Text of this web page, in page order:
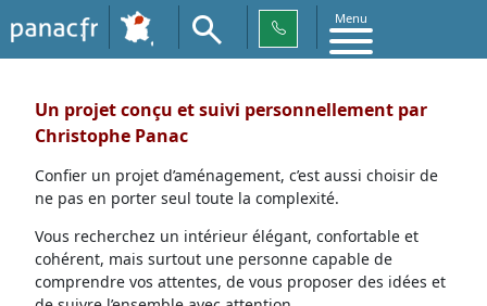
Menu
Un projet conçu et suivi personnellement par
Christophe Panac
Confier un projet d’aménagement, c’est aussi choisir de
ne pas en porter seul toute la complexité.
Vous recherchez un intérieur élégant, confortable et
cohérent, mais surtout une personne capable de
comprendre vos attentes, de vous proposer des idées et